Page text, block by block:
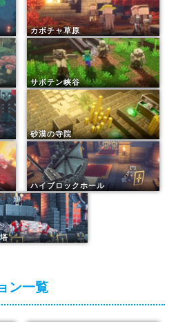
カボチャ草原
サボテン峡谷
砂漠の寺院
ハイブロックホール
ン一覧